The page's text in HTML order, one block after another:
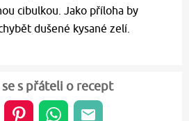
cibulkou. Jako příloha by
dušené kysané zelí.
s přáteli o recept